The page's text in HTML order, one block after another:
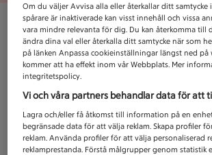
Om du väljer Avvisa alla eller återkallar ditt samtycke
spårare är inaktiverade kan visst innehåll och vissa
vara mindre relevanta för dig. Du kan återkomma till
ändra dina val eller återkalla ditt samtycke när som
på länken Anpassa cookieinställningar längst ned på
kommer att ha effekt inom vår Webbplats. Mer
integritetspolicy.
Vi och våra partners behandlar data för att
Lagra och/eller få åtkomst till information på en
begränsade data för att välja reklam. Skapa profiler
reklam. Använda profiler för att välja personaliserad
reklamprestanda. Förstå målgrupper genom statistik